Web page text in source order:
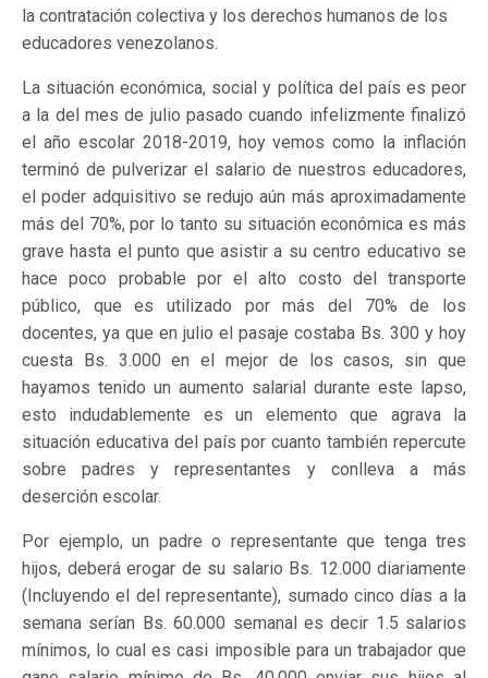
la contratación colectiva y los derechos humanos de los
educadores venezolanos.
La situación económica, social y política del país es peor
a la del mes de julio pasado cuando infelizmente finalizó
el año escolar 2018-2019, hoy vemos como la inflación
terminó de pulverizar el salario de nuestros educadores,
el poder adquisitivo se redujo aún más aproximadamente
más del 70%, por lo tanto su situación económica es más
grave hasta el punto que asistir a su centro educativo se
hace poco probable por el alto costo del transporte
público, que es utilizado por más del 70% de los
docentes, ya que en julio el pasaje costaba Bs. 300 y hoy
cuesta Bs. 3.000 en el mejor de los casos, sin que
hayamos tenido un aumento salarial durante este lapso,
esto indudablemente es un elemento que agrava la
situación educativa del país por cuanto también repercute
sobre padres y representantes y conlleva a más
deserción escolar.
Por ejemplo, un padre o representante que tenga tres
hijos, deberá erogar de su salario Bs. 12.000 diariamente
(Incluyendo el del representante), sumado cinco días a la
semana serían Bs. 60.000 semanal es decir 1.5 salarios
mínimos, lo cual es casi imposible para un trabajador que